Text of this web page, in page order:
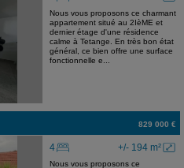
Nous vous proposons ce charmant
appartement situé au 2IèME et
dernier étage d'une résidence
calme à Tetange. En très bon état
général, ce bien offre une surface
fonctionnelle e...
829 000 €
+/- 194 m²
4
Nous vous proposons ce